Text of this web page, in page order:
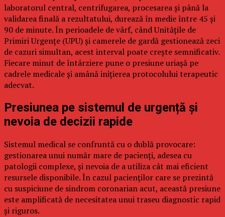
laboratorul central, centrifugarea, procesarea și până la
validarea finală a rezultatului, durează în medie între 45 și
90 de minute. În perioadele de vârf, când Unitățile de
Primiri Urgențe (UPU) și camerele de gardă gestionează zeci
de cazuri simultan, acest interval poate crește semnificativ.
Fiecare minut de întârziere pune o presiune uriașă pe
cadrele medicale și amână inițierea protocolului terapeutic
adecvat.
Presiunea pe sistemul de urgență și
nevoia de decizii rapide
Sistemul medical se confruntă cu o dublă provocare:
gestionarea unui număr mare de pacienți, adesea cu
patologii complexe, și nevoia de a utiliza cât mai eficient
resursele disponibile. În cazul pacienților care se prezintă
cu suspiciune de sindrom coronarian acut, această presiune
este amplificată de necesitatea unui traseu diagnostic rapid
și riguros.